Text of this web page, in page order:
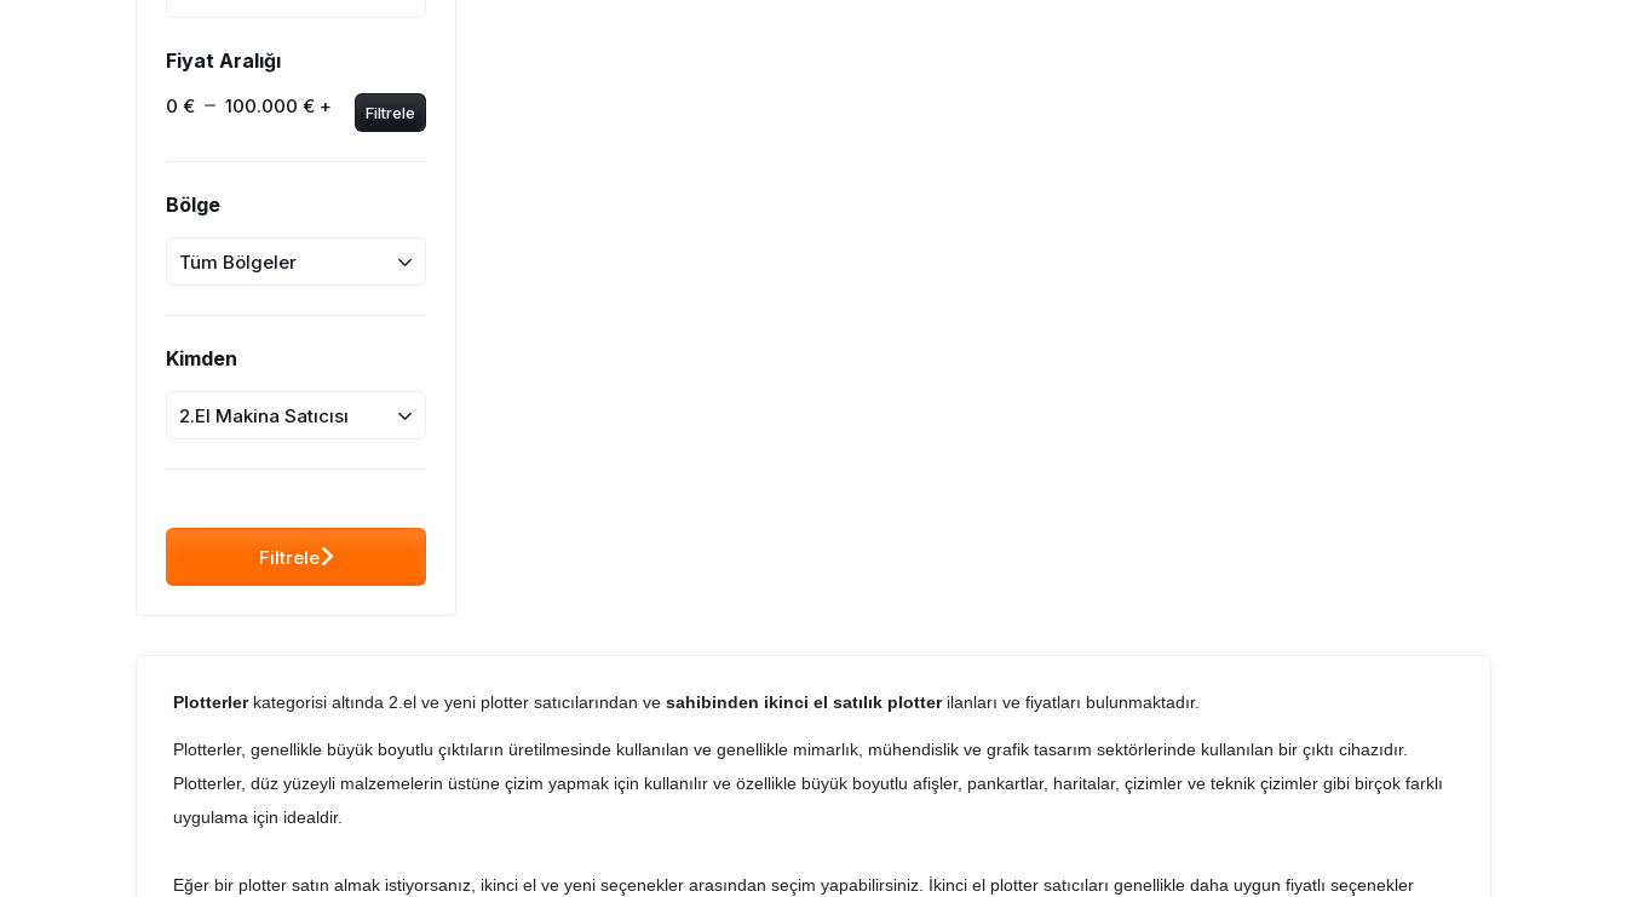
Fiyat Aralığı
0 € 100.000 € + Filtrele
Bölge
Tüm Bölgeler
Kimden
2.El Makina Satıcısı
Filtrele
Plotterler kategorisi altında 2.el ve yeni plotter satıcılarından ve sahibinden ikinci el satılık plotterilanları ve fiyatları bulunmaktadır.
Plotterler, genellikle büyük boyutlu çıktıların üretilmesinde kullanılan ve genellikle mimarlık, mühendislik ve grafik tasarım sektörlerinde kullanılan bir çıktı cihazıdır.
Plotterler, düz yüzeyli malzemelerin üstüne çizim yapmak için kullanılır ve özellikle büyük boyutlu afişler, pankartlar, haritalar, çizimler ve teknik çizimler gibi birçok farklı
uygulama için idealdir.
Eğer bir plotter satın almak istiyorsanız, ikinci el ve yeni seçenekler arasından seçim yapabilirsiniz. İkinci el plotter satıcıları genellikle daha uygun fiyatlı seçenekler